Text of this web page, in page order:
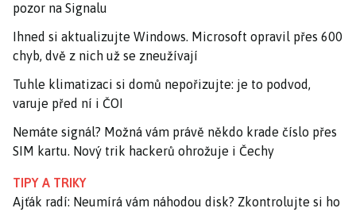
pozor na Signalu
Ihned si aktualizujte Windows. Microsoft opravil přes 600
chyb, dvě z nich už se zneužívají
Tuhle klimatizaci si domů nepořizujte: je to podvod,
varuje před ní i ČOI
Nemáte signál? Možná vám právě někdo krade číslo přes
SIM kartu. Nový trik hackerů ohrožuje i Čechy
TIPY A TRIKY
Ajťák radí: Neumírá vám náhodou disk? Zkontrolujte si ho